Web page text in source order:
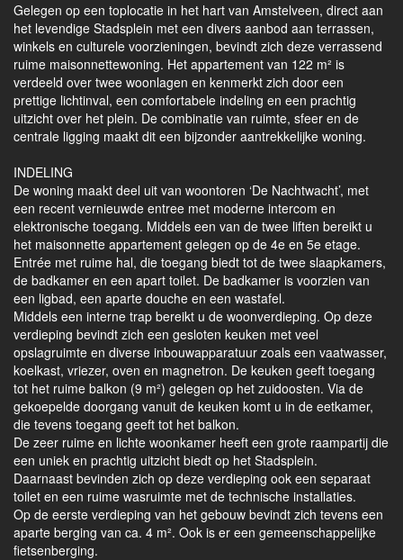
Gelegen op een toplocatie in het hart van Amstelveen, direct aan
het levendige Stadsplein met een divers aanbod aan terrassen,
winkels en culturele voorzieningen, bevindt zich deze verrassend
ruime maisonnettewoning. Het appartement van 122 m² is
verdeeld over twee woonlagen en kenmerkt zich door een
prettige lichtinval, een comfortabele indeling en een prachtig
uitzicht over het plein. De combinatie van ruimte, sfeer en de
centrale ligging maakt dit een bijzonder aantrekkelijke woning.
INDELING
De woning maakt deel uit van woontoren ‘De Nachtwacht’, met
een recent vernieuwde entree met moderne intercom en
elektronische toegang. Middels een van de twee liften bereikt u
het maisonnette appartement gelegen op de 4e en 5e etage.
Entrée met ruime hal, die toegang biedt tot de twee slaapkamers,
de badkamer en een apart toilet. De badkamer is voorzien van
een ligbad, een aparte douche en een wastafel.
Middels een interne trap bereikt u de woonverdieping. Op deze
verdieping bevindt zich een gesloten keuken met veel
opslagruimte en diverse inbouwapparatuur zoals een vaatwasser,
koelkast, vriezer, oven en magnetron. De keuken geeft toegang
tot het ruime balkon (9 m²) gelegen op het zuidoosten. Via de
gekoepelde doorgang vanuit de keuken komt u in de eetkamer,
die tevens toegang geeft tot het balkon.
De zeer ruime en lichte woonkamer heeft een grote raampartij die
een uniek en prachtig uitzicht biedt op het Stadsplein.
Daarnaast bevinden zich op deze verdieping ook een separaat
toilet en een ruime wasruimte met de technische installaties.
Op de eerste verdieping van het gebouw bevindt zich tevens een
aparte berging van ca. 4 m². Ook is er een gemeenschappelijke
fietsenberging.